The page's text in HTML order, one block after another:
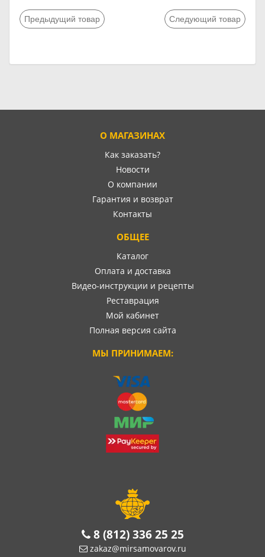
Предыдущий товар Следующий товар
О МАГАЗИНАХ
Как заказать?
Новости
О компании
Гарантия и возврат
Контакты
ОБЩЕЕ
Каталог
Оплата и доставка
Видео-инструкции и рецепты
Реставрация
Мой кабинет
Полная версия сайта
МЫ ПРИНИМАЕМ:
8 (812) 336 25 25
zakaz@mirsamovarov.ru